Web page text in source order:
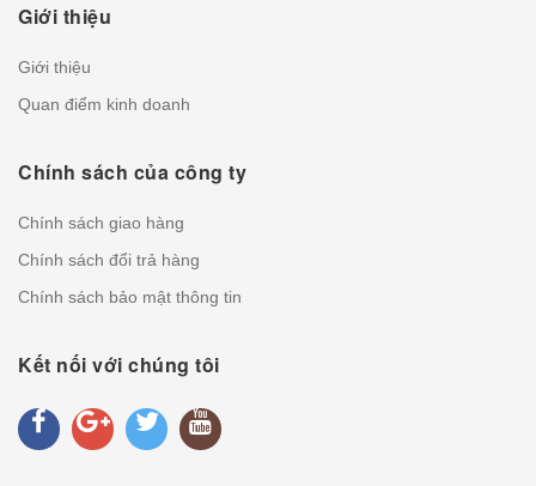
Giới thiệu
Giới thiệu
Quan điểm kinh doanh
Chính sách của công ty
Chính sách giao hàng
Chính sách đổi trả hàng
Chính sách bảo mật thông tin
Kết nối với chúng tôi